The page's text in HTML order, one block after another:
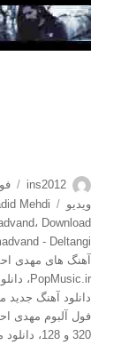
نویسنده
ins2012
در
ویدیو
برچسب‌ها
Mehdi
، Download
- Deltangi
آهنگ های مهدی
PopMusic.ir،
دانلود آهنگ جدید
فول آلبوم مهدی
320 و 128
،